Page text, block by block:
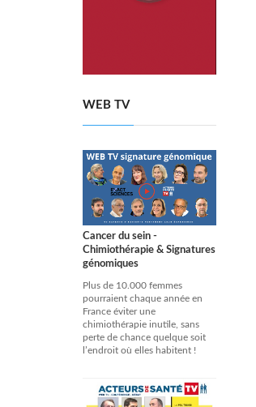
WEB TV
Cancer du sein -
Chimiothérapie & Signatures
génomiques
Plus de 10.000 femmes
pourraient chaque année en
France éviter une
chimiothérapie inutile, sans
perte de chance quelque soit
l’endroit où elles habitent !